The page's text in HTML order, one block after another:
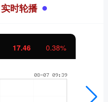
时轮播
-5.71 -0.51%